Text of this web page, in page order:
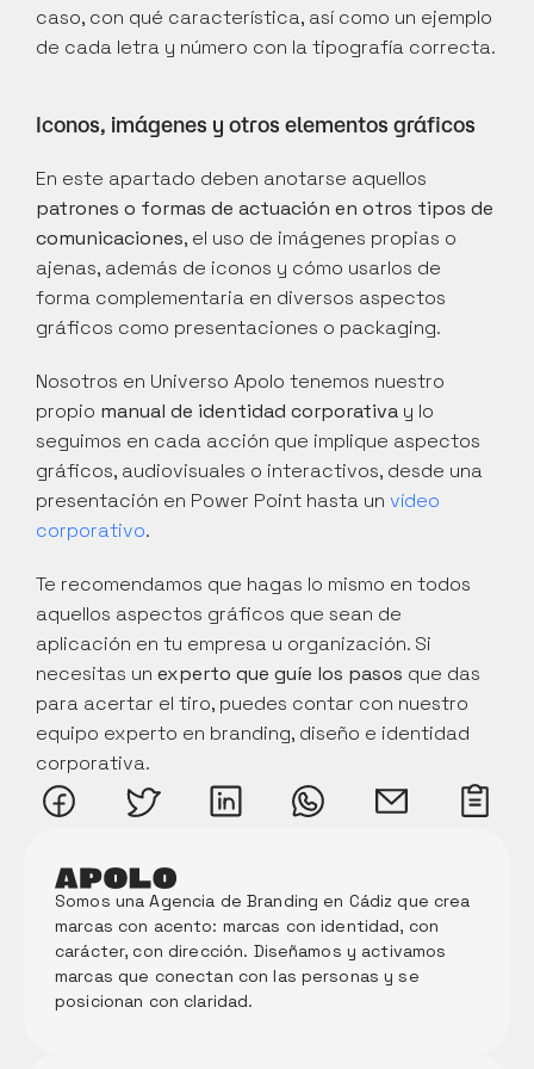
Somos una Agencia de Branding en Cádiz que crea
marcas con acento: marcas con identidad, con
carácter, con dirección. Diseñamos y activamos
marcas que conectan con las personas y se
posicionan con claridad.
caso, con qué característica, así como un ejemplo
de cada letra y número con la tipografía correcta.
Iconos, imágenes y otros elementos gráficos
patrones o formas de actuación en otros tipos de
comunicaciones, el uso de imágenes propias o
ajenas, además de iconos y cómo usarlos de
forma complementaria en diversos aspectos
gráficos como presentaciones o packaging.
Nosotros en Universo Apolo tenemos nuestro
propio manual de identidad corporativa y lo
seguimos en cada acción que implique aspectos
gráficos, audiovisuales o interactivos, desde una
presentación en Power Point hasta un vídeo
corporativo.
Te recomendamos que hagas lo mismo en todos
aquellos aspectos gráficos que sean de
aplicación en tu empresa u organización. Si
necesitas un experto que guíe los pasos que das
para acertar el tiro, puedes contar con nuestro
equipo experto en branding, diseño e identidad
corporativa.